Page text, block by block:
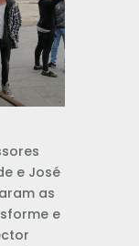
e José
as
e